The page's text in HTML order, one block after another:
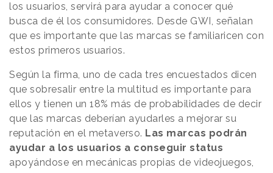
los usuarios, servirá para ayudar a conocer qué
busca de él los consumidores. Desde GWI, señalan
que es importante que las marcas se familiaricen con
estos primeros usuarios.
Según la firma, uno de cada tres encuestados dicen
que sobresalir entre la multitud es importante para
ellos y tienen un 18% más de probabilidades de decir
que las marcas deberían ayudarles a mejorar su
reputación en el metaverso. Las marcas podrán
ayudar a los usuarios a conseguir status
apoyándose en mecánicas propias de videojuegos,